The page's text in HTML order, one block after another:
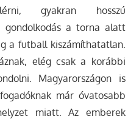
gyakran hosszú
gondolkodás a torna alatt
a futball kiszámíthatatlan.
elég csak a korábbi
Magyarországon is
már óvatosabb
miatt. Az emberek